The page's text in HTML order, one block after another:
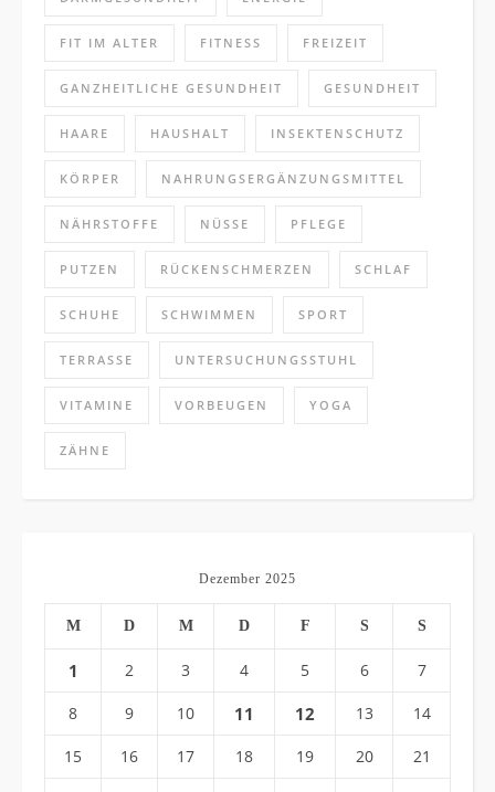
FIT IM ALTER FITNESS FREIZEIT
GANZHEITLICHE GESUNDHEIT GESUNDHEIT
HAARE HAUSHALT INSEKTENSCHUTZ
KÖRPER NAHRUNGSERGÄNZUNGSMITTEL
NÄHRSTOFFE NÜSSE PFLEGE
PUTZEN RÜCKENSCHMERZEN SCHLAF
SCHUHE SCHWIMMEN SPORT
TERRASSE UNTERSUCHUNGSSTUHL
VITAMINE VORBEUGEN YOGA
ZÄHNE
Dezember 2025
M D M D F S S
1 2 3 4 5 6 7
8 9 10 11 12 13 14
15 16 17 18 19 20 21